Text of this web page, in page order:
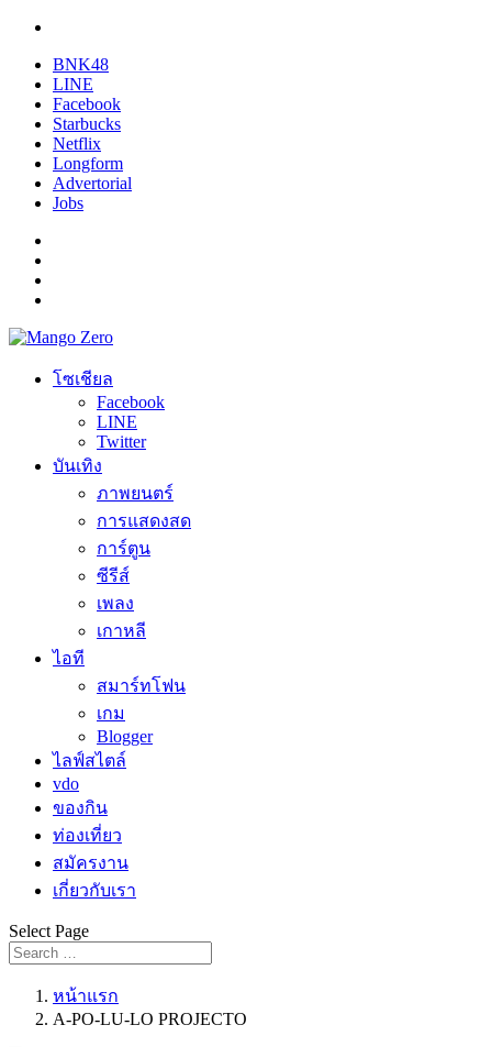
BNK48
LINE
Facebook
Starbucks
Netflix
Longform
Advertorial
Jobs
โซเชียล
Facebook
LINE
Twitter
บันเทิง
ภาพยนตร์
การแสดงสด
การ์ตูน
ซีรีส์
เพลง
เกาหลี
ไอที
สมาร์ทโฟน
เกม
Blogger
ไลฟ์สไตล์
vdo
ของกิน
ท่องเที่ยว
สมัครงาน
เกี่ยวกับเรา
Select Page
หน้าแรก
A-PO-LU-LO PROJECTO